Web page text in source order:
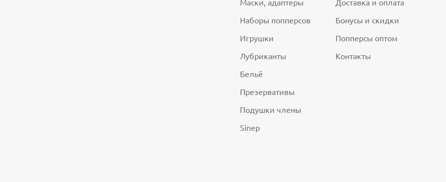
Маски, адаптеры
Наборы попперсов
Игрушки
Лубриканты
Бельё
Презервативы
Подушки члены
Sinep
Доставка и оплата
Бонусы и скидки
Попперсы оптом
Контакты